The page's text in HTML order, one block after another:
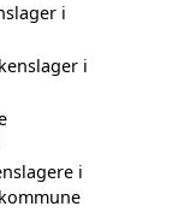
i
i
i